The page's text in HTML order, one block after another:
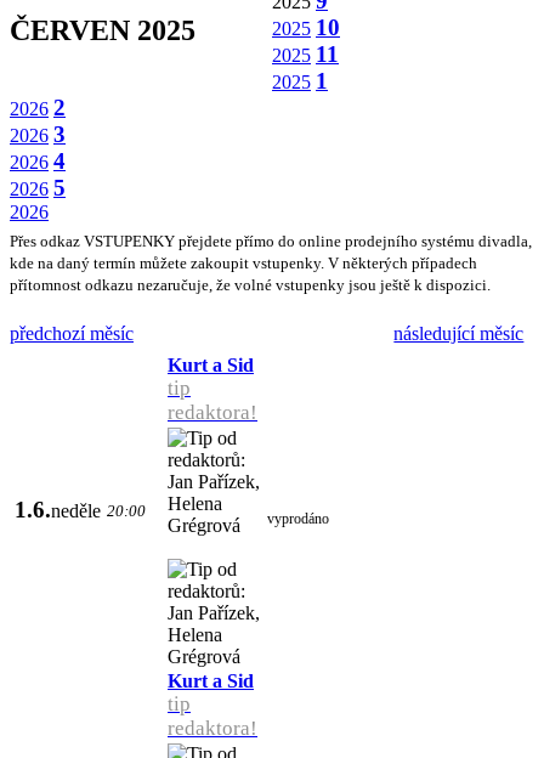
ČERVEN 2025 2025 10
2025 11
2025 1
2026 2
2026 3
2026 4
2026 5
2026
Přes odkaz VSTUPENKY přejdete přímo do online prodejního systému divadla,
kde na daný termín můžete zakoupit vstupenky. V některých případech
přítomnost odkazu nezaručuje, že volné vstupenky jsou ještě k dispozici.
předchozí měsíc následující měsíc
1.6.neděle 20:00
Kurt a Sid
tip
redaktora!
vyprodáno
Kurt a Sid
tip
redaktora!